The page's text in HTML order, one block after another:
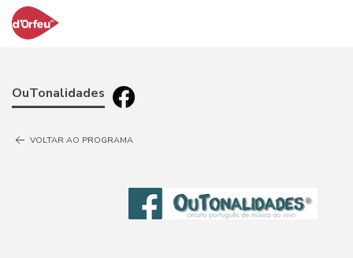
OuTonalidades
VOLTAR AO PROGRAMA